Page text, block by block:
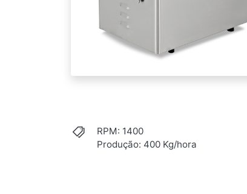
RPM: 1400
Produção: 400 Kg/hora